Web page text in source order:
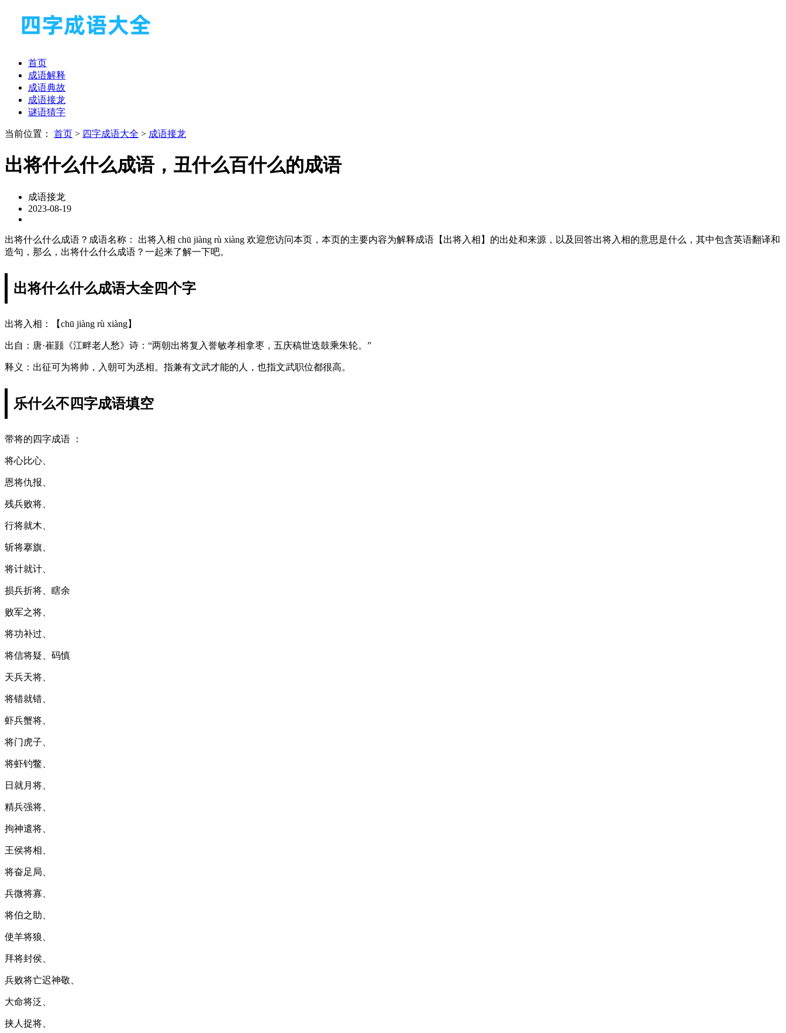
首页
成语解释
成语典故
成语接龙
谜语猜字
当前位置： 首页 > 四字成语大全 > 成语接龙
出将什么什么成语，丑什么百什么的成语
成语接龙
2023-08-19
出将什么什么成语？成语名称： 出将入相 chū jiàng rù xiàng 欢迎您访问本页，本页的主要内容为解释成语【出将入相】的出处和来源，以及回答出将入相的意思是什么，其中包含英语翻译和
造句，那么，出将什么什么成语？一起来了解一下吧。
出将什么什么成语大全四个字
出将入相：【chū jiàng rù xiàng】
出自：唐·崔颢《江畔老人愁》诗：“两朝出将复入誉敏孝相拿枣，五庆稿世迭鼓乘朱轮。”
释义：出征可为将帅，入朝可为丞相。指兼有文武才能的人，也指文武职位都很高。
乐什么不四字成语填空
带将的四字成语 ：
将心比心、
恩将仇报、
残兵败将、
行将就木、
斩将搴旗、
将计就计、
损兵折将、瞎余
败军之将、
将功补过、
将信将疑、码慎
天兵天将、
将错就错、
虾兵蟹将、
将门虎子、
将虾钓鳖、
日就月将、
精兵强将、
拘神遣将、
王侯将相、
将奋足局、
兵微将寡、
将伯之助、
使羊将狼、
拜将封侯、
兵败将亡迟神敬、
大命将泛、
挟人捉将、